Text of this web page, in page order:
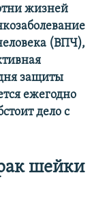
жизней
(ВПЧ),
защиты
ежегодно
дело с
шейки